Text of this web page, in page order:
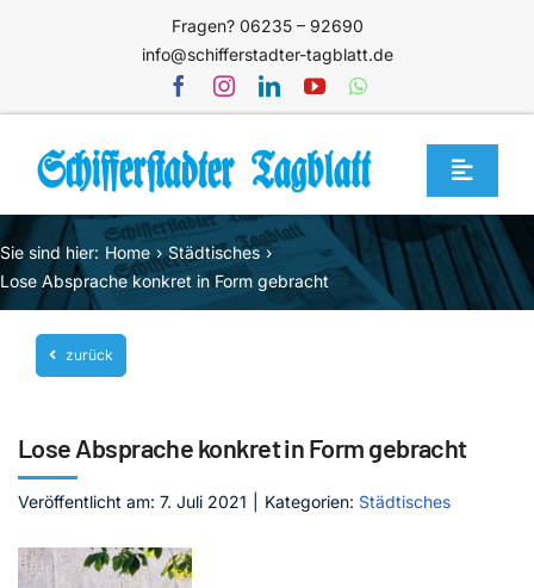
Fragen? 06235 – 92690
info@schifferstadter-tagblatt.de
Toggle
Home
Themen
Blog
Unternehmen
Mediathek
Kontakt
Sie sind hier: Home
Städtisches
Lose Absprache konkret in Form gebracht
zurück
Lose Absprache konkret in Form gebracht
Veröffentlicht am: 7. Juli 2021 Kategorien: Städtisches